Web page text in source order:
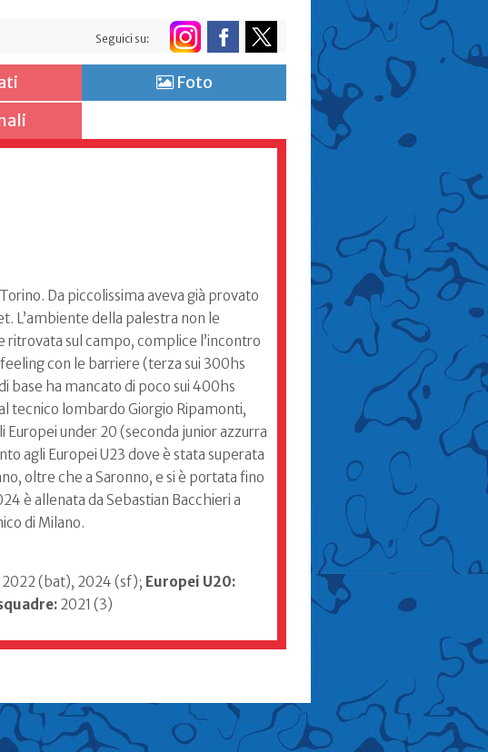
Seguici su:
Foto
Da piccolissima aveva già provato
L’ambiente della palestra non le
ritrovata sul campo, complice l’incontro
con le barriere (terza sui 300hs
base ha mancato di poco sui 400hs
tecnico lombardo Giorgio Ripamonti,
Europei under 20 (seconda junior azzurra
agli Europei U23 dove è stata superata
oltre che a Saronno, e si è portata fino
è allenata da Sebastian Bacchieri a
di Milano.
2022 (bat), 2024 (sf); Europei U20:
2021 (3)